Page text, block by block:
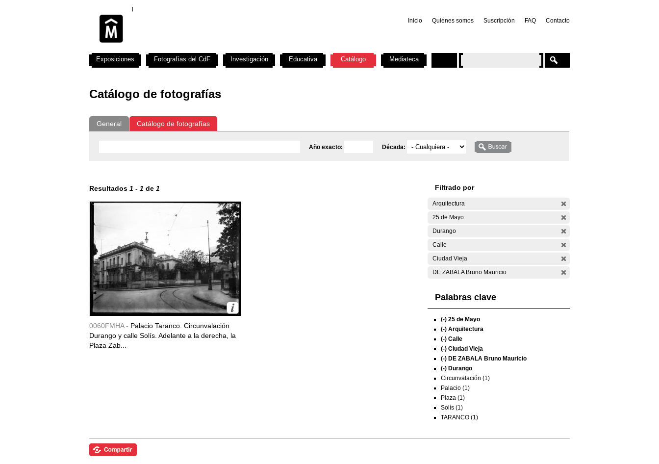
Inicio Quiénes somos Suscripción FAQ Contacto
Catálogo de fotografías
General Catálogo de fotografías
Año exacto: Década:
Resultados 1 - 1 de 1
0060FMHA - Palacio Taranco. Circunvalación
Durango y calle Solís. Adelante a la derecha, la
Plaza Zab...
Filtrado por
Arquitectura
25 de Mayo
Durango
Calle
Ciudad Vieja
DE ZABALA Bruno Mauricio
Palabras clave
(-) 25 de Mayo
(-) Arquitectura
(-) Calle
(-) Ciudad Vieja
(-) DE ZABALA Bruno Mauricio
(-) Durango
Circunvalación (1)
Palacio (1)
Plaza (1)
Solís (1)
TARANCO (1)
Exposiciones Fotografías del CdF Investigación Educativa Catálogo Mediateca